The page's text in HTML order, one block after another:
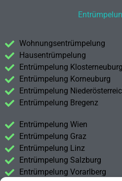
Wohnungsentrümpelung
Hausentrümpelung
Entrümpelung Klosterneuburg
Entrümpelung Korneuburg
Entrümpelung
Entrümpelung Bregenz
Entrümpelung Wien
Entrümpelung Graz
Entrümpelung Linz
Entrümpelung Salzburg
Entrümpelung Vorarlberg